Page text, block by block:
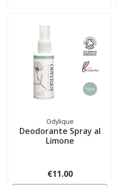
Odylique
Deodorante Spray al
Limone
€11.00